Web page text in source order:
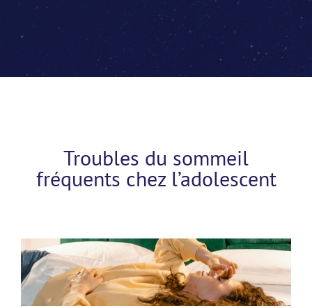
Troubles du sommeil
fréquents chez l’adolescent